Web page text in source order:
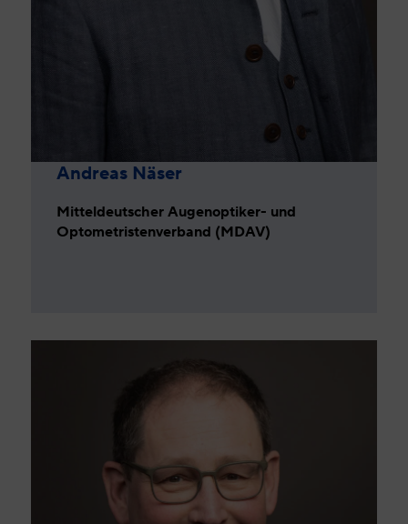
Andreas Näser
Mitteldeutscher Augenoptiker- und
Optometristenverband (MDAV)